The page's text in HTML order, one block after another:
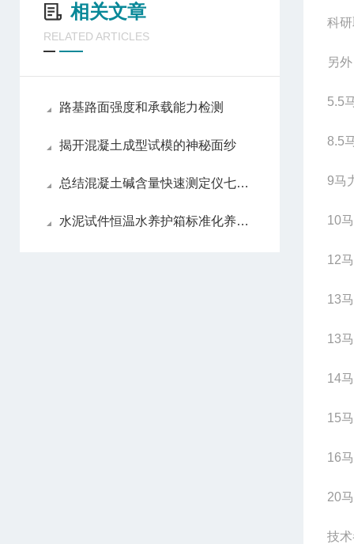
相关文章
RELATED ARTICLES
路基路面强度和承载能力检测
揭开混凝土成型试模的神秘面纱
总结混凝土碱含量快速测定仪七大产品特点
水泥试件恒温水养护箱标准化养护工作解析
科
另
5.5
8.5
9马
10
12
13
13
14
15
16
20
技